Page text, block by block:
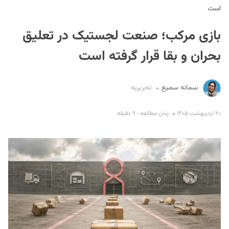
است
بازی مرکب؛ صنعت لجستیک در تعلیق
بحران و بقا قرار گرفته است
سمانه سمیع تحریریه
۲۰ اردیبهشت ۱۴۰۵ زمان مطالعه : ۹ دقیقه